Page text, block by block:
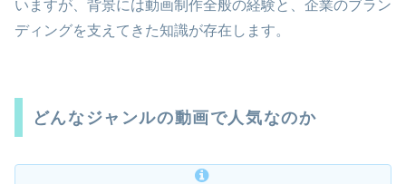
いますが、背景には動画制作全般の経験と、企業のブラン
ディングを支えてきた知識が存在します。
どんなジャンルの動画で人気なのか